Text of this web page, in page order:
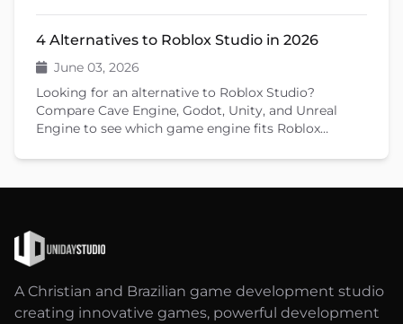
4 Alternatives to Roblox Studio in 2026
June 03, 2026
Looking for an alternative to Roblox Studio?
Compare Cave Engine, Godot, Unity, and Unreal
Engine to see which game engine fits Roblox
A Christian and Brazilian game development studio
creating innovative games, powerful development